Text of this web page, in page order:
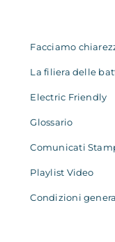
Facciamo
La filiera delle
Electric Friendly
Glossario
Comunicati
Playlist Video
Condizioni